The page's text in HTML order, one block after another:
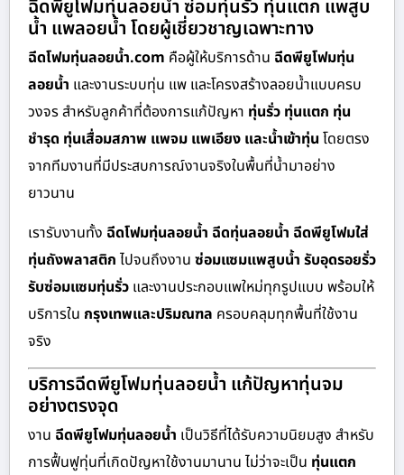
ฉีดพียูโฟมทุ่นลอยน้ำ ซ่อมทุ่นรั่ว ทุ่นแตก แพสูบ
น้ำ แพลอยน้ำ โดยผู้เชี่ยวชาญเฉพาะทาง
ฉีดโฟมทุ่นลอยน้ำ.com คือผู้ให้บริการด้าน ฉีดพียูโฟมทุ่น
ลอยน้ำ และงานระบบทุ่น แพ และโครงสร้างลอยน้ำแบบครบ
วงจร สำหรับลูกค้าที่ต้องการแก้ปัญหา ทุ่นรั่ว ทุ่นแตก ทุ่น
ชำรุด ทุ่นเสื่อมสภาพ แพจม แพเอียง และน้ำเข้าทุ่น โดยตรง
จากทีมงานที่มีประสบการณ์งานจริงในพื้นที่น้ำมาอย่าง
ยาวนาน
เรารับงานทั้ง ฉีดโฟมทุ่นลอยน้ำ ฉีดทุ่นลอยน้ำ ฉีดพียูโฟมใส่
ทุ่นถังพลาสติก ไปจนถึงงาน ซ่อมแซมแพสูบน้ำ รับอุดรอยรั่ว
รับซ่อมแซมทุ่นรั่ว และงานประกอบแพใหม่ทุกรูปแบบ พร้อมให้
บริการใน กรุงเทพและปริมณฑล ครอบคลุมทุกพื้นที่ใช้งาน
จริง
บริการฉีดพียูโฟมทุ่นลอยน้ำ แก้ปัญหาทุ่นจม
อย่างตรงจุด
งาน ฉีดพียูโฟมทุ่นลอยน้ำ เป็นวิธีที่ได้รับความนิยมสูง สำหรับ
การฟื้นฟูทุ่นที่เกิดปัญหาใช้งานมานาน ไม่ว่าจะเป็น ทุ่นแตก